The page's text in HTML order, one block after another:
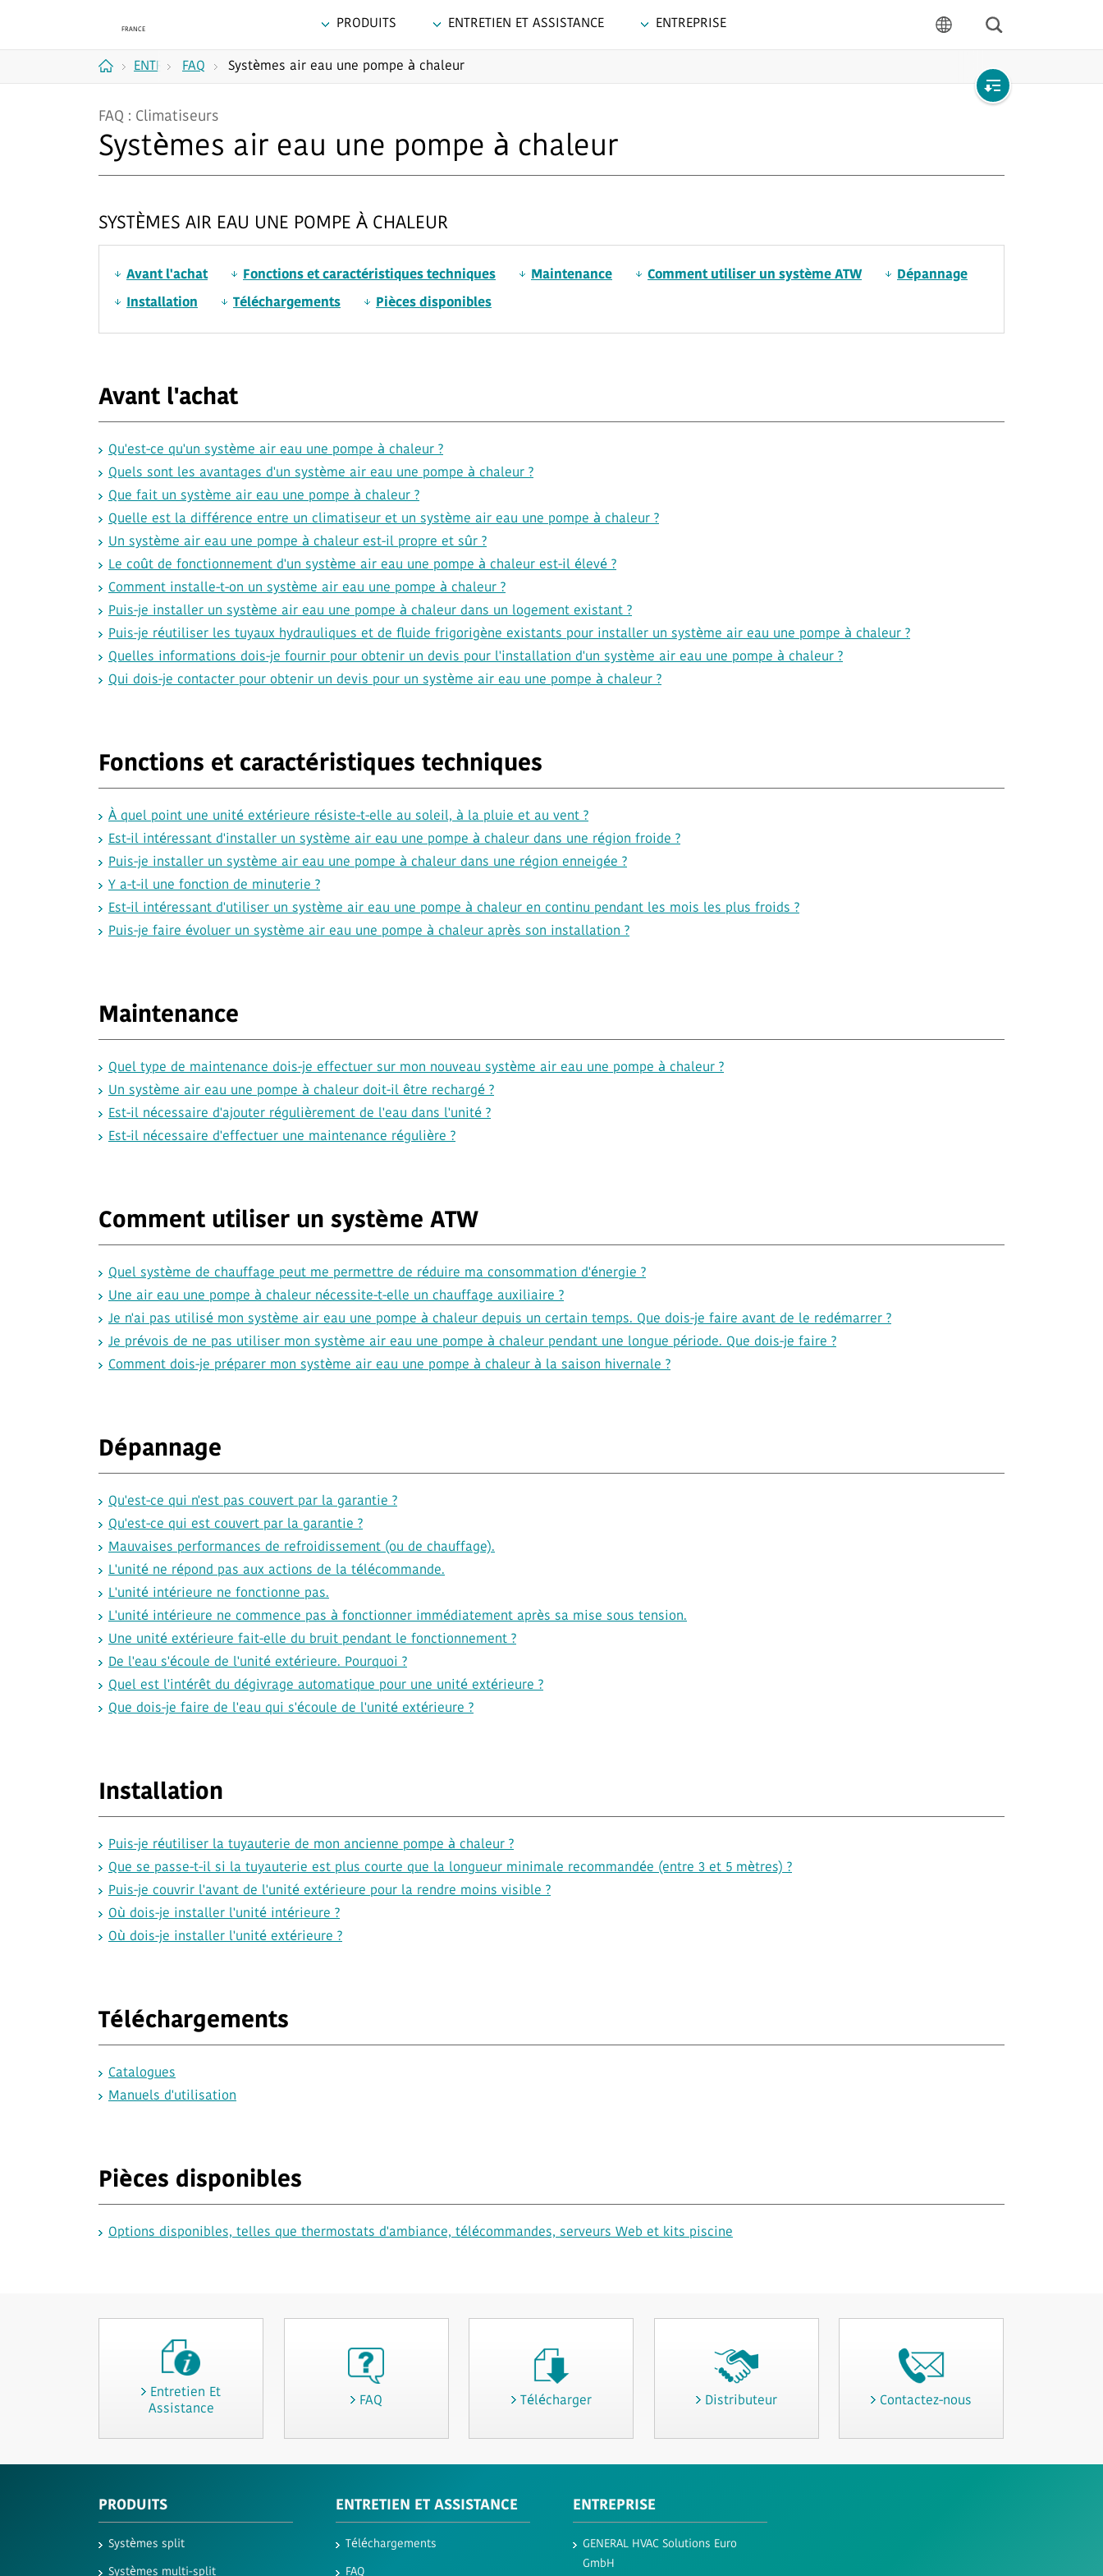
PRODUITS ENTRETIEN ET ASSISTANCE
ENTREPRISE
ENTRETIEN
ASSISTANCE
FAQ Systèmes air eau une pompe à chaleur
FAQ : Climatiseurs
Systèmes air eau une pompe à chaleur
SYSTÈMES AIR EAU UNE POMPE À CHALEUR
Avant l'achat Fonctions et caractéristiques techniques Maintenance Comment utiliser un système ATW Dépannage
Installation Téléchargements Pièces disponibles
Avant l'achat
Qu'est-ce qu'un système air eau une pompe à chaleur ?
Quels sont les avantages d'un système air eau une pompe à chaleur ?
Que fait un système air eau une pompe à chaleur ?
Quelle est la différence entre un climatiseur et un système air eau une pompe à chaleur ?
Un système air eau une pompe à chaleur est-il propre et sûr ?
Le coût de fonctionnement d'un système air eau une pompe à chaleur est-il élevé ?
Comment installe-t-on un système air eau une pompe à chaleur ?
Puis-je installer un système air eau une pompe à chaleur dans un logement existant ?
Puis-je réutiliser les tuyaux hydrauliques et de fluide frigorigène existants pour installer un système air eau une pompe à chaleur ?
Quelles informations dois-je fournir pour obtenir un devis pour l'installation d'un système air eau une pompe à chaleur ?
Qui dois-je contacter pour obtenir un devis pour un système air eau une pompe à chaleur ?
Fonctions et caractéristiques techniques
À quel point une unité extérieure résiste-t-elle au soleil, à la pluie et au vent ?
Est-il intéressant d'installer un système air eau une pompe à chaleur dans une région froide ?
Puis-je installer un système air eau une pompe à chaleur dans une région enneigée ?
Y a-t-il une fonction de minuterie ?
Est-il intéressant d'utiliser un système air eau une pompe à chaleur en continu pendant les mois les plus froids ?
Puis-je faire évoluer un système air eau une pompe à chaleur après son installation ?
Maintenance
Quel type de maintenance dois-je effectuer sur mon nouveau système air eau une pompe à chaleur ?
Un système air eau une pompe à chaleur doit-il être rechargé ?
Est-il nécessaire d'ajouter régulièrement de l'eau dans l'unité ?
Est-il nécessaire d'effectuer une maintenance régulière ?
Comment utiliser un système ATW
Quel système de chauffage peut me permettre de réduire ma consommation d'énergie ?
Une air eau une pompe à chaleur nécessite-t-elle un chauffage auxiliaire ?
Je n'ai pas utilisé mon système air eau une pompe à chaleur depuis un certain temps. Que dois-je faire avant de le redémarrer ?
Je prévois de ne pas utiliser mon système air eau une pompe à chaleur pendant une longue période. Que dois-je faire ?
Comment dois-je préparer mon système air eau une pompe à chaleur à la saison hivernale ?
Dépannage
Qu'est-ce qui n'est pas couvert par la garantie ?
Qu'est-ce qui est couvert par la garantie ?
Mauvaises performances de refroidissement (ou de chauffage).
L'unité ne répond pas aux actions de la télécommande.
L'unité intérieure ne fonctionne pas.
L'unité intérieure ne commence pas à fonctionner immédiatement après sa mise sous tension.
Une unité extérieure fait-elle du bruit pendant le fonctionnement ?
De l'eau s'écoule de l'unité extérieure. Pourquoi ?
Quel est l'intérêt du dégivrage automatique pour une unité extérieure ?
Que dois-je faire de l'eau qui s'écoule de l'unité extérieure ?
Installation
Puis-je réutiliser la tuyauterie de mon ancienne pompe à chaleur ?
Que se passe-t-il si la tuyauterie est plus courte que la longueur minimale recommandée (entre 3 et 5 mètres) ?
Puis-je couvrir l'avant de l'unité extérieure pour la rendre moins visible ?
Où dois-je installer l'unité intérieure ?
Où dois-je installer l'unité extérieure ?
Téléchargements
Catalogues
Manuels d'utilisation
Pièces disponibles
Options disponibles, telles que thermostats d'ambiance, télécommandes, serveurs Web et kits piscine
Entretien Et
Assistance
FAQ Télécharger Distributeur Contactez-nous
PRODUITS
Systèmes split
Systèmes multi-split
ENTRETIEN ET ASSISTANCE
Téléchargements
FAQ
ENTREPRISE
GENERAL HVAC Solutions Euro
GmbH​